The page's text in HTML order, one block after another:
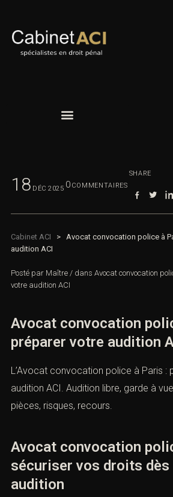
18 DÉC 2025 0 COMMENTAIRES
SHARE
Cabinet ACI > Avocat convocation police à
audition ACI
Posté par Maître / dans Avocat convocation
votre audition ACI
Avocat convocation
préparer votre audition
L’Avocat convocation police à Paris :
audition ACI. Audition libre, garde à
pièces, risques, recours.
Avocat convocation
sécuriser vos droits dès
audition